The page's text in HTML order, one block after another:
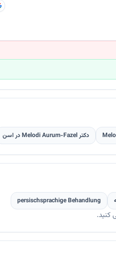
دکتر Melodi Aurum-Fazel در اسن
persischsprachige Behandlung
کنید.